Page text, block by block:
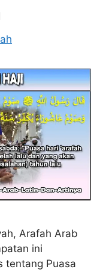
Arafah Arab
ini
tentang Puasa